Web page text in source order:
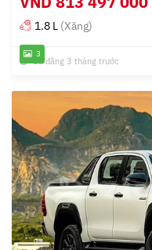
3
1.8 L (Xăng)
Đã đăng 3 tháng trước